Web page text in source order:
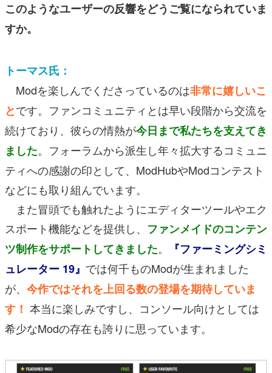
このようなユーザーの反響をどうご覧になられていま
すか。
トーマス氏：
Modを楽しんでくださっているのは非常に嬉しいこ
とです。ファンコミュニティとは早い段階から交流を
続けており、彼らの情熱が今日まで私たちを支えてき
ました。フォーラムから派生し年々拡大するコミュニ
ティへの感謝の印として、 ModHubやModコンテスト
などにも取り組んでいます。
また冒頭でも触れたようにエディターツールやエク
スポート機能などを提供し、 ファンメイドのコンテン
ツ制作をサポートしてきました。
『ファーミングシミ
ュレーター 19』 では何千ものModが生まれました
が、 今作ではそれを上回る数の登場を期待していま
す！ 本当に楽しみですし、コンソール向けとしては
希少なModの存在も誇りに思っています。